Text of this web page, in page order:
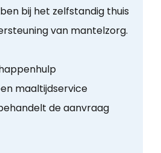
bij het zelfstandig thuis
van mantelzorg.
maaltijdservice
de aanvraag